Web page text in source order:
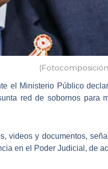
el Ministerio Público
red de sobornos para
videos y documentos,
en el Poder Judicial, de